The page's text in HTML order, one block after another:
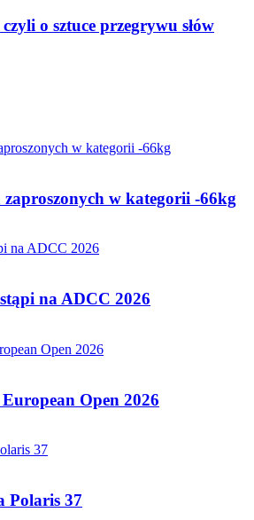
o sztuce przegrywu słów
w kategorii -66kg
na ADCC 2026
Open 2026
Polaris 37